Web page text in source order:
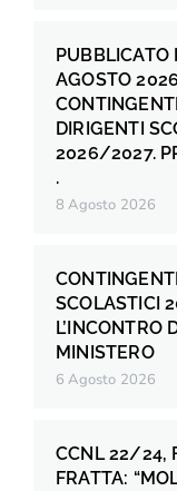
PUBBLICATO
AGOSTO
DIRIGENTI
2026/2027.
.
8 Agosto 2026
SCOLASTICI
L’INCONTRO
MINISTERO
6 Agosto 2026
CCNL 22/24,
FRATTA: